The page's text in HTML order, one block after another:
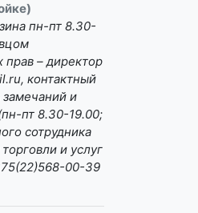
пн-пт 8.30-
прав – директор
контактный
и
пт 8.30-19.00;
сотрудника
и услуг
00-39